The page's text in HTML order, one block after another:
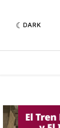
DARK